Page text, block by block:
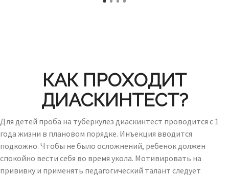
КАК ПРОХОДИТ
ДИАСКИНТЕСТ?
Для детей проба на туберкулез диаскинтест проводится с 1
года жизни в плановом порядке. Инъекция вводится
подкожно. Чтобы не было осложнений, ребенок должен
спокойно вести себя во время укола. Мотивировать на
прививку и применять педагогический талант следует